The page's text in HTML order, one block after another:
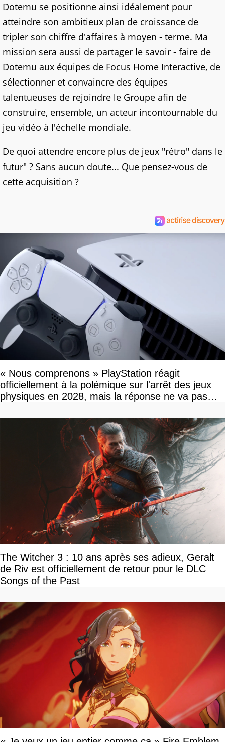
Dotemu se positionne ainsi idéalement pour
atteindre son ambitieux plan de croissance de
tripler son chiffre d'affaires à moyen - terme. Ma
mission sera aussi de partager le savoir - faire de
Dotemu aux équipes de Focus Home Interactive, de
sélectionner et convaincre des équipes
talentueuses de rejoindre le Groupe afin de
construire, ensemble, un acteur incontournable du
jeu vidéo à l'échelle mondiale.
De quoi attendre encore plus de jeux "rétro" dans le
futur" ? Sans aucun doute... Que pensez-vous de
cette acquisition ?
« Nous comprenons » PlayStation réagit
officiellement à la polémique sur l'arrêt des jeux
physiques en 2028, mais la réponse ne va pas
The Witcher 3 : 10 ans après ses adieux, Geralt
de Riv est officiellement de retour pour le DLC
Songs of the Past